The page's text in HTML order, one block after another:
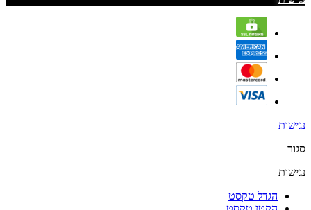
נגישות
סגור
נגישות
הגדל טקסט